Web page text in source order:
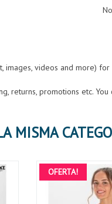
images, videos and more)
returns, promotions etc.
OFERTA!